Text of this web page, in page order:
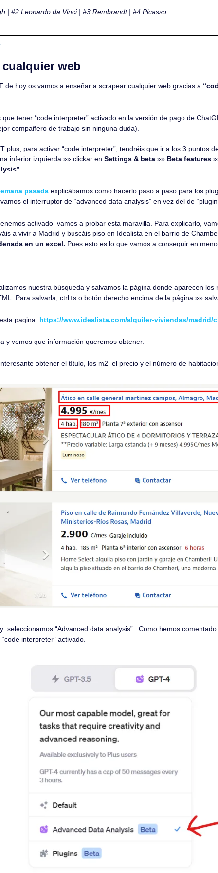
| #2 Leonardo da Vinci | #3 Rembrandt | #4 Picasso
web
de hoy os vamos a enseñar a scrapear cualquier web gracias a
tener “code interpreter” activado en la versión de pago de
compañero de trabajo sin ninguna duda).
plus, para activar “code interpreter”, tendréis que ir a los 3 puntos
inferior izquierda »» clickar en Settings & beta »» Beta features
pasada explicábamos como hacerlo paso a paso para los
el interruptor de “advanced data analysis” en vez del de
activado, vamos a probar esta maravilla. Para explicarlo,
a vivir a Madrid y buscáis piso en Idealista en el barrio de
en un excel. Pues esto es lo que vamos a conseguir en
nuestra búsqueda y salvamos la página donde aparecen los
Para salvarla, ctrl+s o botón derecho encima de la página »»
pagina: https://www.idealista.com/alquiler-viviendas/madrid/
y vemos que información queremos obtener.
obtener el título, los m2, el precio y el número de
seleccionamos “Advanced data analysis”.  Como hemos
interpreter” activado.